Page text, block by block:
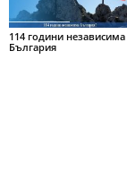
114 години независима
България